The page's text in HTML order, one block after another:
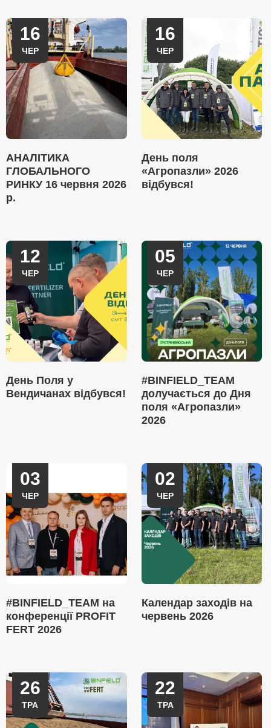
16
ЧЕР
АНАЛІТИКА
ГЛОБАЛЬНОГО
РИНКУ 16 червня 2026
р.
16
ЧЕР
День поля
«Агропазли» 2026
відбувся!
12
ЧЕР
День Поля у
Вендичанах відбувся!
05
ЧЕР
#BINFIELD_TEAM
долучається до Дня
поля «Агропазли»
2026
03
ЧЕР
#BINFIELD_TEAM на
конференції PROFIT
FERT 2026
02
ЧЕР
Календар заходів на
червень 2026
26
ТРА
22
ТРА